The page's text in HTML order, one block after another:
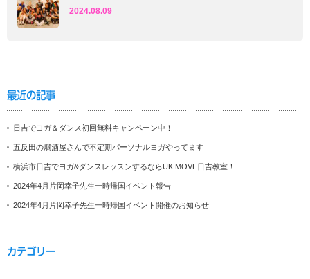
2024.08.09
最近の記事
日吉でヨガ＆ダンス初回無料キャンペーン中！
五反田の燗酒屋さんで不定期パーソナルヨガやってます
横浜市日吉でヨガ&ダンスレッスンするならUK MOVE日吉教室！
2024年4月片岡幸子先生一時帰国イベント報告
2024年4月片岡幸子先生一時帰国イベント開催のお知らせ
カテゴリー